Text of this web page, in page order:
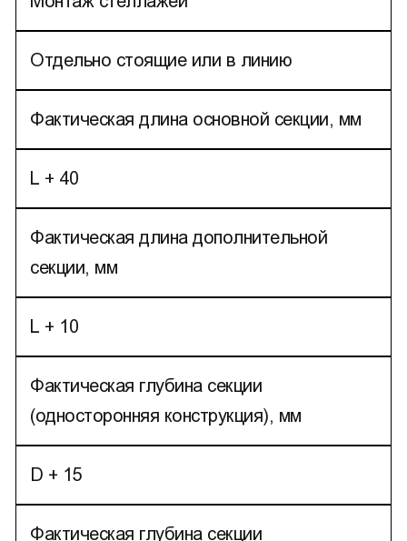
Отдельно стоящие или в линию
Фактическая длина основной секции, мм
L + 40
Фактическая длина дополнительной
секции, мм
L + 10
Фактическая глубина секции
(односторонняя конструкция), мм
D + 15
Фактическая глубина секции